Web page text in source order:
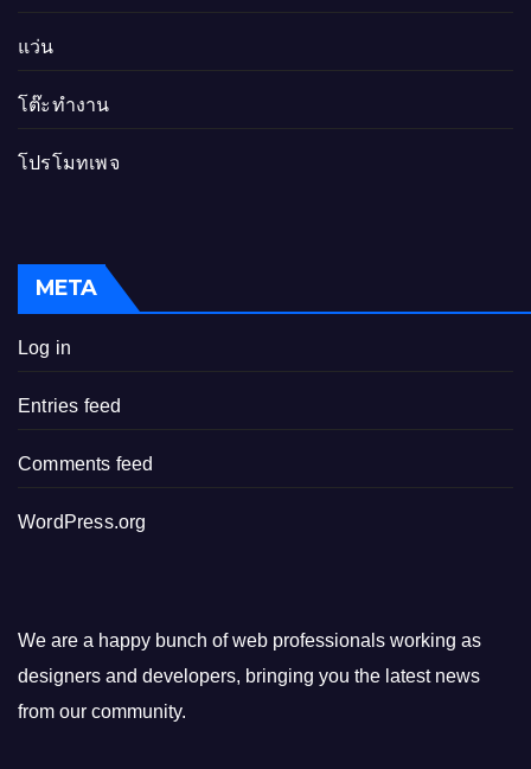
แว่น
โต๊ะทำงาน
โปรโมทเพจ
META
Log in
Entries feed
Comments feed
WordPress.org
We are a happy bunch of web professionals working as
designers and developers, bringing you the latest news
from our community.